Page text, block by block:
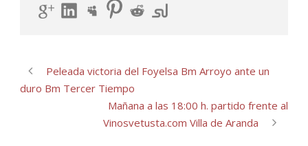
Peleada victoria del Foyelsa Bm Arroyo ante un
duro Bm Tercer Tiempo
Mañana a las 18:00 h. partido frente al
Vinosvetusta.com Villa de Aranda